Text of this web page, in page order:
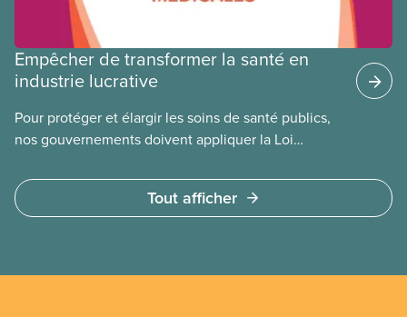
Empêcher de transformer la santé en
industrie lucrative
Pour protéger et élargir les soins de santé publics,
nos gouvernements doivent appliquer la Loi
à des services privés à but lucratif. L’accès aux
soins doit dépendre des besoins médicaux, pas de
Tout afficher